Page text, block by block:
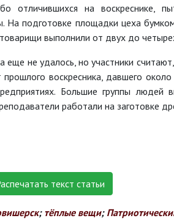
отличившихся на воскреснике,
На подготовке площадки цеха
выполнили от двух до
еще не удалось, но участники
воскресника, давшего
Большие группы людей
работали на заготовке
текст статьи
; тёплые вещи;